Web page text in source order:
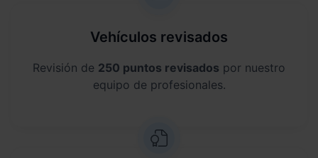
Vehículos revisados
Revisión de 250 puntos revisados por nuestro
equipo de profesionales.